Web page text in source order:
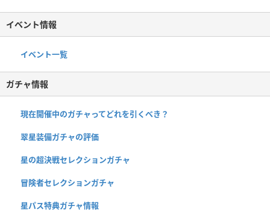
イベント情報
イベント一覧
ガチャ情報
現在開催中のガチャってどれを引くべき？
翠星装備ガチャの評価
星の超決戦セレクションガチャ
冒険者セレクションガチャ
星パス特典ガチャ情報